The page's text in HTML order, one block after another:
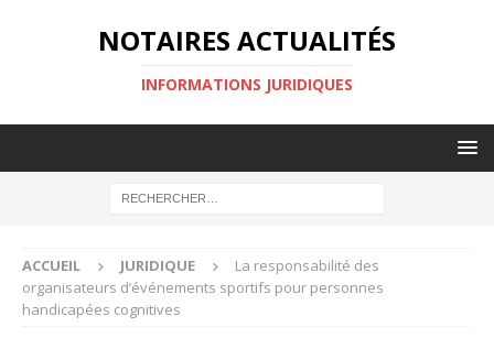
NOTAIRES ACTUALITÉS
INFORMATIONS JURIDIQUES
ACCUEIL JURIDIQUE
La responsabilité des
organisateurs d’événements sportifs pour personnes
handicapées cognitives